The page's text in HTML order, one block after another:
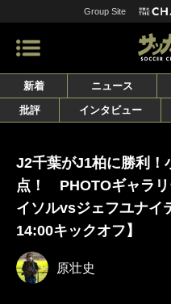
Group Site
新着 ニュース
批評
インタビュー
J2千葉がJ1柏に勝利！
点！ PHOTOギャラリ
イソルvsジェフユナイ
14:00キックオフ】
原壮史